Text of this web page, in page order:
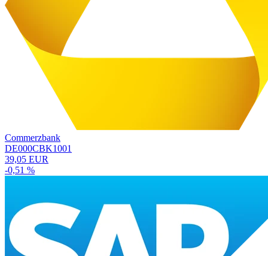
Commerzbank
DE000CBK1001
39,05 EUR
-0,51 %